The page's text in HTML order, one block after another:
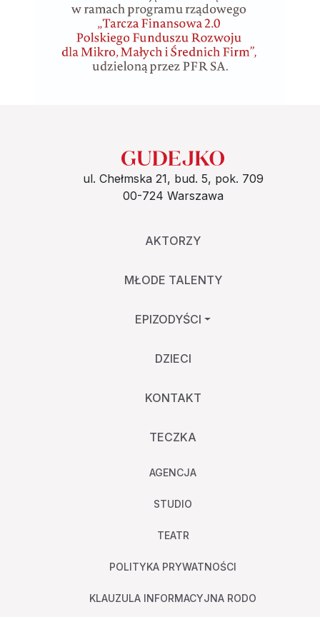
ul. Chełmska 21, bud. 5, pok. 709
00-724 Warszawa
AKTORZY
MŁODE TALENTY
EPIZODYŚCI
DZIECI
KONTAKT
TECZKA
AGENCJA
STUDIO
TEATR
POLITYKA PRYWATNOŚCI
KLAUZULA INFORMACYJNA RODO